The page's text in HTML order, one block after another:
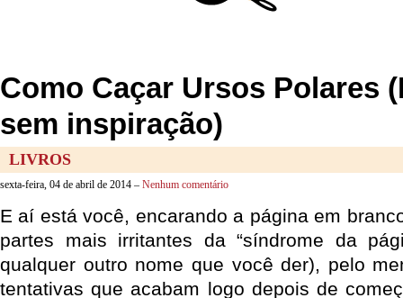
Como Caçar Ursos Polares
sem inspiração)
LIVROS
sexta-feira, 04 de abril de 2014 – Nenhum comentário
E aí está você, encarando a página em
partes mais irritantes da “síndrome da
qualquer outro nome que você der), pelo
tentativas que acabam logo depois de